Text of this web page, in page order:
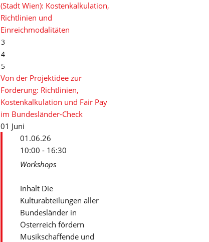
(Stadt Wien): Kostenkalkulation,
Richtlinien und
Einreichmodalitäten
3
4
5
Von der Projektidee zur
Förderung: Richtlinien,
Kostenkalkulation und Fair Pay
im Bundesländer-Check
01 Juni
01.06.26
10:00 - 16:30
Workshops
Inhalt Die
Kulturabteilungen aller
Bundesländer in
Österreich fördern
Musikschaffende und